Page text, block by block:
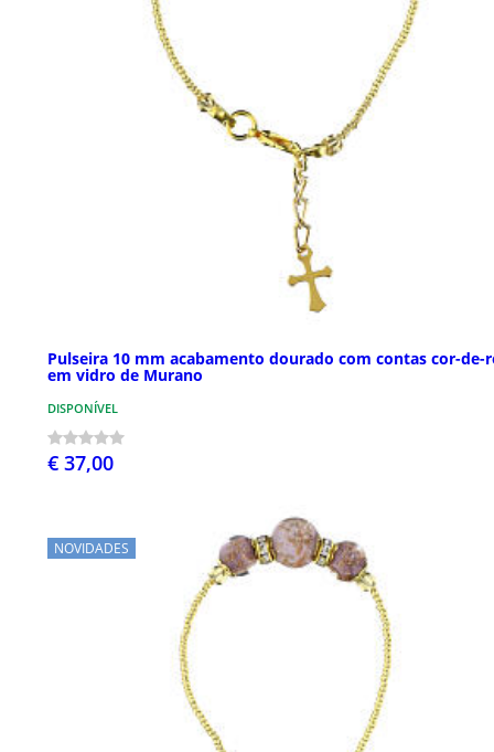
Pulseira 10 mm acabamento dourado com contas cor-de-
em vidro de Murano
DISPONÍVEL
€ 37,00
NOVIDADES